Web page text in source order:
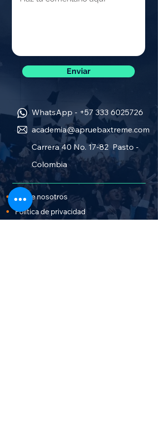
Enviar
WhatsApp - +57 333 6025726
academia@apruebaxtreme.com
Carrera 40 No. 17-82 Pasto -
Colombia
Sobre nosotros
Política de privacidad